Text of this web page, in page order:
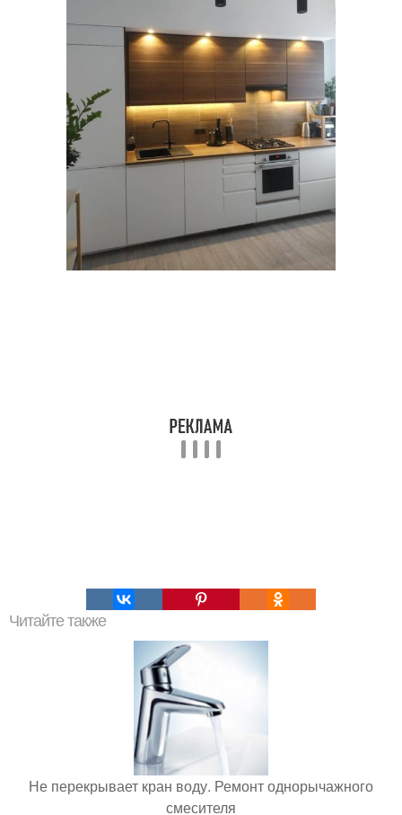
Читайте также
Не перекрывает кран воду. Ремонт однорычажного
смесителя